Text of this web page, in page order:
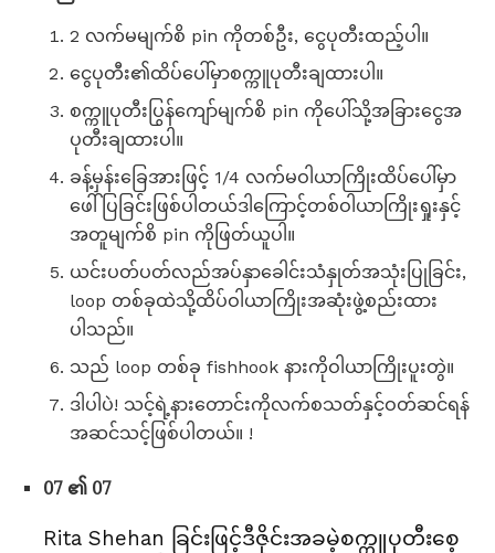
2 လက်မမျက်စိ pin ကိုတစ်ဦး, ငွေပုတီးထည့်ပါ။
ငွေပုတီး၏ထိပ်ပေါ်မှာစက္ကူပုတီးချထားပါ။
စက္ကူပုတီးပြွန်ကျော်မျက်စိ pin ကိုပေါ်သို့အခြားငွေအ
ပုတီးချထားပါ။
ခန့်မှန်းခြေအားဖြင့် 1/4 လက်မဝါယာကြိုးထိပ်ပေါ်မှာ
ဖေါ်ပြခြင်းဖြစ်ပါတယ်ဒါကြောင့်တစ်ဝါယာကြိုးရှုးနှင့်
အတူမျက်စိ pin ကိုဖြတ်ယူပါ။
ယင်းပတ်ပတ်လည်အပ်နှာခေါင်းသံနှုတ်အသုံးပြုခြင်း,
loop တစ်ခုထဲသို့ထိပ်ဝါယာကြိုးအဆုံးဖွဲ့စည်းထား
ပါသည်။
သည် loop တစ်ခု fishhook နားကိုဝါယာကြိုးပူးတွဲ။
ဒါပါပဲ! သင့်ရဲ့နားတောင်းကိုလက်စသတ်နှင့်ဝတ်ဆင်ရန်
အဆင်သင့်ဖြစ်ပါတယ်။ !
07 ၏ 07
Rita Shehan ခြင်းဖြင့်ဒီဇိုင်းအခမဲ့စက္ကူပုတီးစေ့